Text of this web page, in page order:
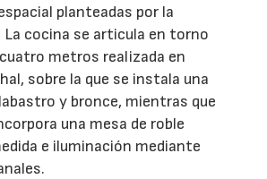
planteadas por la
cocina se articula en torno
metros realizada en
sobre la que se instala una
y bronce, mientras que
una mesa de roble
e iluminación mediante